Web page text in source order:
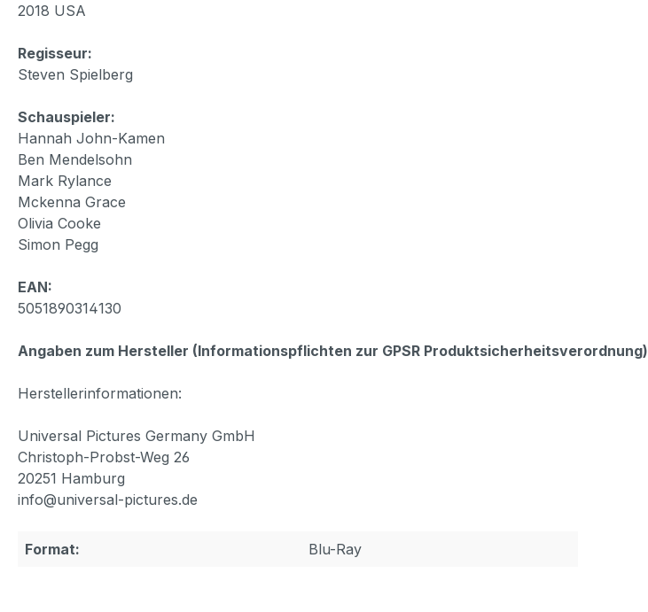
2018 USA
Regisseur:
Steven Spielberg
Schauspieler:
Hannah John-Kamen
Ben Mendelsohn
Mark Rylance
Mckenna Grace
Olivia Cooke
Simon Pegg
EAN:
5051890314130
Angaben zum Hersteller (Informationspflichten zur GPSR Produktsicherheitsverordnung)
Herstellerinformationen:
Universal Pictures Germany GmbH
Christoph-Probst-Weg 26
20251 Hamburg
info@universal-pictures.de
Format: Blu-Ray